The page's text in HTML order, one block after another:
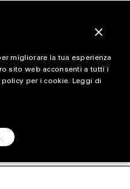
×
migliorare la tua esperienza
sito web acconsenti a tutti i
per i cookie. Leggi di